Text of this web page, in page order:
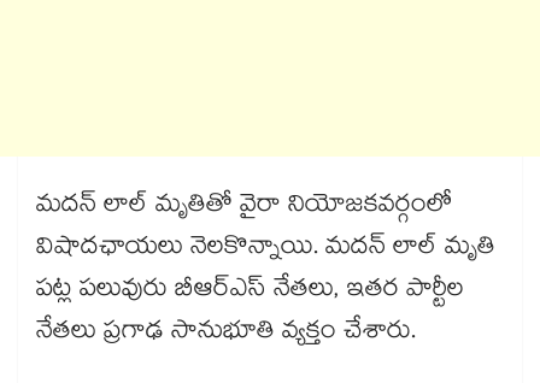
మదన్ లాల్ మృతితో వైరా నియోజకవర్గంలో
విషాదఛాయలు నెలకొన్నాయి. మదన్ లాల్ మృతి
పట్ల పలువురు బీఆర్ఎస్ నేతలు, ఇతర పార్టీల
నేతలు ప్రగాఢ సానుభూతి వ్యక్తం చేశారు.